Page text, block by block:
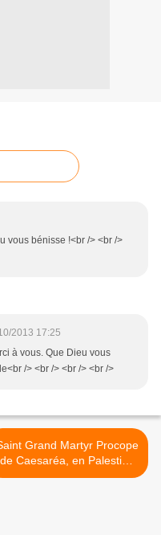
vous bénisse !<br /> <br />
2013 17:25
à vous. Que Dieu vous
/> <br /> <br /> <br />
Grand Martyr Procope
de Caesaréa, en Palestine
>